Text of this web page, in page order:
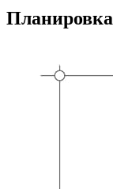
Планировка